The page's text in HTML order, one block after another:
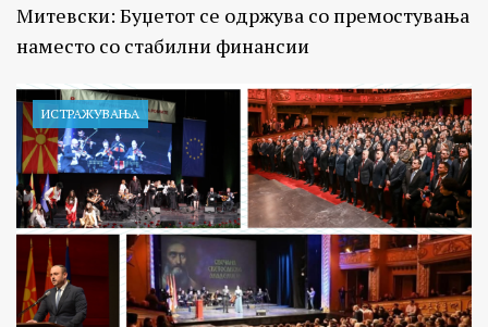
Митевски: Буџетот се одржува со премостувања
наместо со стабилни финансии
ИСТРАЖУВАЊA